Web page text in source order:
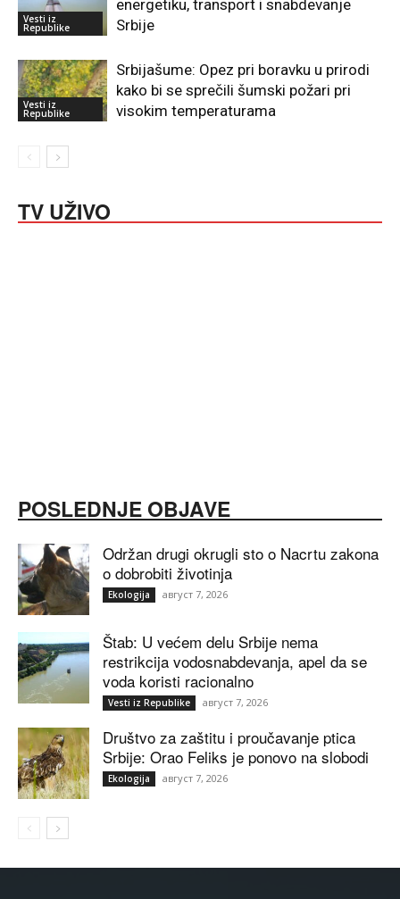
Vesti iz
Republike
energetiku, transport i snabdevanje
Srbije
Vesti iz
Republike
Srbijašume: Opez pri boravku u prirodi
kako bi se sprečili šumski požari pri
visokim temperaturama
TV UŽIVO
POSLEDNJE OBJAVE
Održan drugi okrugli sto o Nacrtu zakona
o dobrobiti životinja
Ekologija август 7, 2026
Štab: U većem delu Srbije nema
restrikcija vodosnabdevanja, apel da se
voda koristi racionalno
Vesti iz Republike август 7, 2026
Društvo za zaštitu i proučavanje ptica
Srbije: Orao Feliks je ponovo na slobodi
Ekologija август 7, 2026